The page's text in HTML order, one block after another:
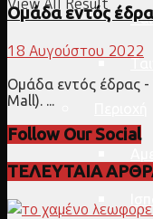
Ομάδα εντός
18 Αυγούστου 2022
Ομάδα εντός έδρας -
Mall). ...
Follow Our Social
ΤΕΛΕΥΤΑΙΑ